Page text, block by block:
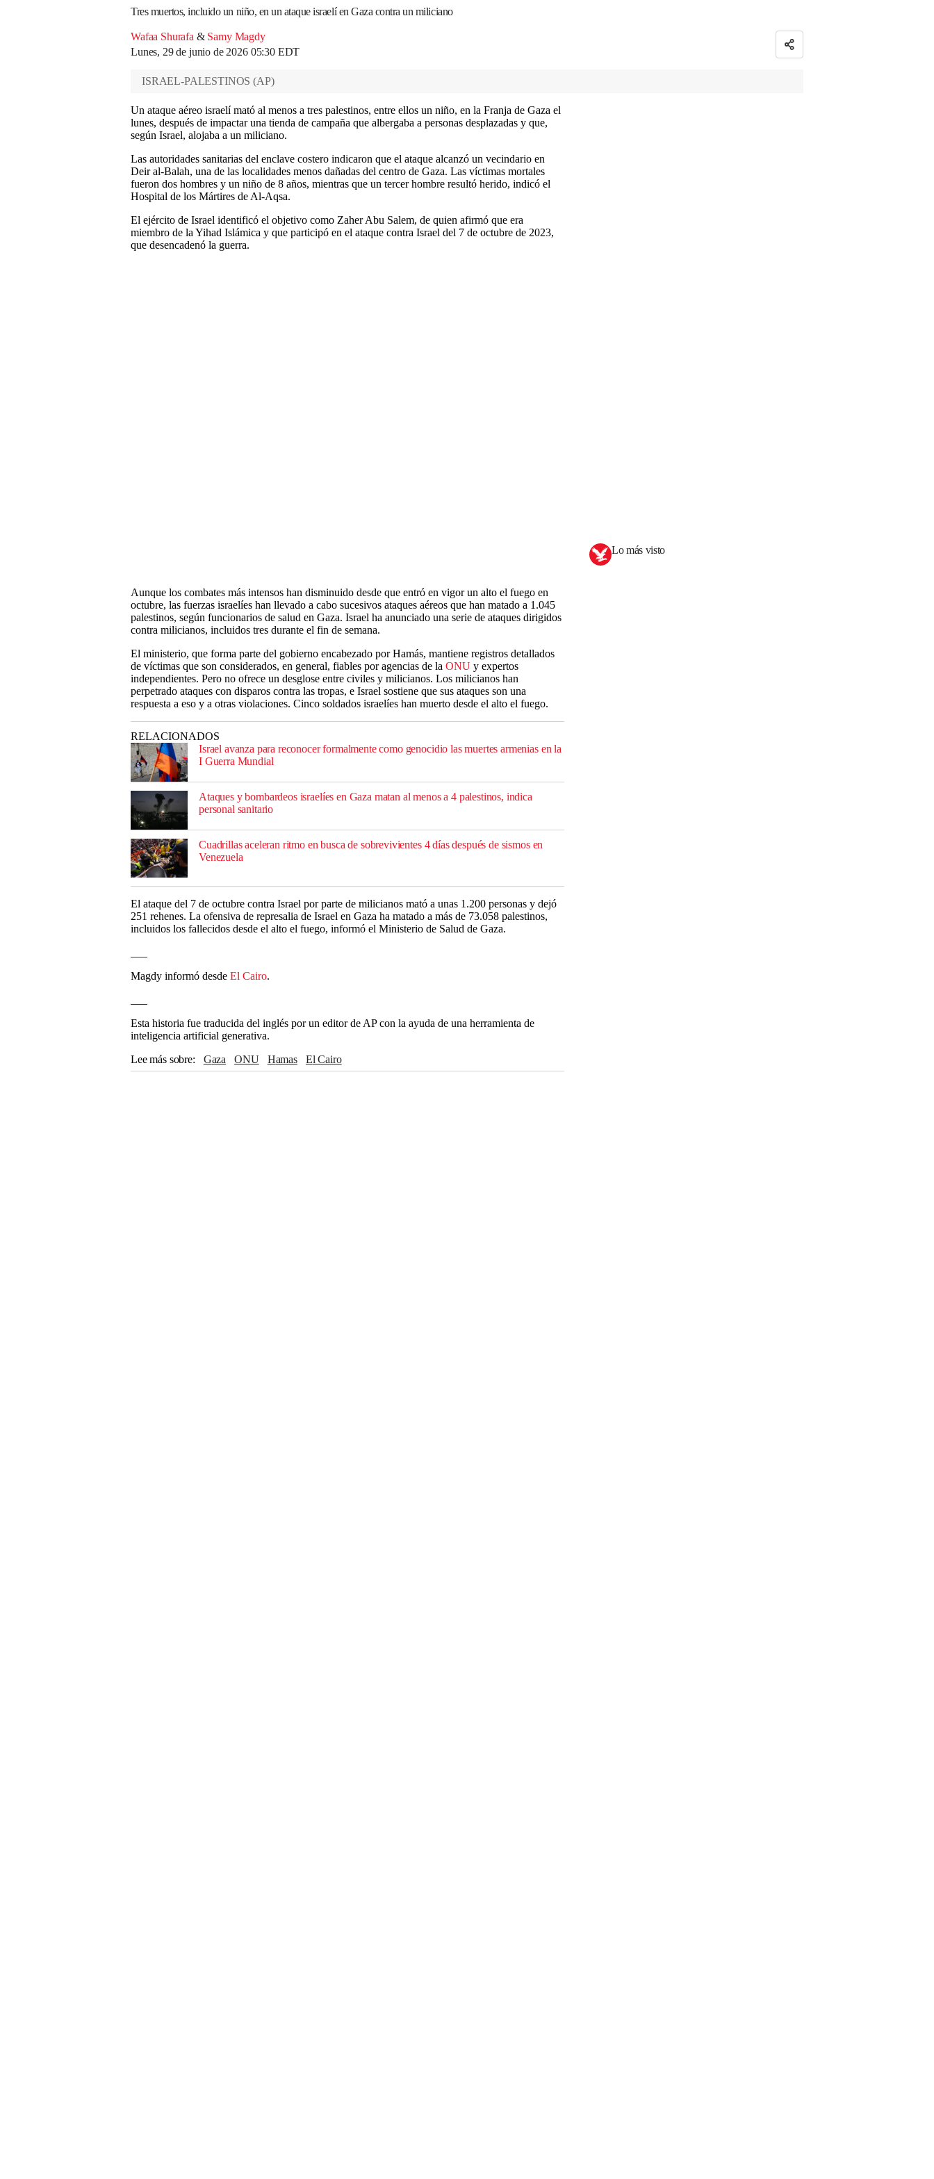
Tres muertos, incluido un niño, en un ataque israelí en Gaza contra un miliciano
Wafaa Shurafa & Samy Magdy
Lunes, 29 de junio de 2026 05:30 EDT
ISRAEL-PALESTINOS (AP)
Un ataque aéreo israelí mató al menos a tres palestinos, entre ellos un niño, en la Franja de Gaza el
lunes, después de impactar una tienda de campaña que albergaba a personas desplazadas y que,
según Israel, alojaba a un miliciano.
Las autoridades sanitarias del enclave costero indicaron que el ataque alcanzó un vecindario en
Deir al-Balah, una de las localidades menos dañadas del centro de Gaza. Las víctimas mortales
fueron dos hombres y un niño de 8 años, mientras que un tercer hombre resultó herido, indicó el
Hospital de los Mártires de Al-Aqsa.
El ejército de Israel identificó el objetivo como Zaher Abu Salem, de quien afirmó que era
miembro de la Yihad Islámica y que participó en el ataque contra Israel del 7 de octubre de 2023,
que desencadenó la guerra.
Aunque los combates más intensos han disminuido desde que entró en vigor un alto el fuego en
octubre, las fuerzas israelíes han llevado a cabo sucesivos ataques aéreos que han matado a 1.045
palestinos, según funcionarios de salud en Gaza. Israel ha anunciado una serie de ataques dirigidos
contra milicianos, incluidos tres durante el fin de semana.
El ministerio, que forma parte del gobierno encabezado por Hamás, mantiene registros detallados
de víctimas que son considerados, en general, fiables por agencias de la ONU y expertos
independientes. Pero no ofrece un desglose entre civiles y milicianos. Los milicianos han
perpetrado ataques con disparos contra las tropas, e Israel sostiene que sus ataques son una
respuesta a eso y a otras violaciones. Cinco soldados israelíes han muerto desde el alto el fuego.
RELACIONADOS
Israel avanza para reconocer formalmente como genocidio las muertes armenias en la
I Guerra Mundial
Ataques y bombardeos israelíes en Gaza matan al menos a 4 palestinos, indica
personal sanitario
Cuadrillas aceleran ritmo en busca de sobrevivientes 4 días después de sismos en
Venezuela
El ataque del 7 de octubre contra Israel por parte de milicianos mató a unas 1.200 personas y dejó
251 rehenes. La ofensiva de represalia de Israel en Gaza ha matado a más de 73.058 palestinos,
incluidos los fallecidos desde el alto el fuego, informó el Ministerio de Salud de Gaza.
Magdy informó desde El Cairo.
Esta historia fue traducida del inglés por un editor de AP con la ayuda de una herramienta de
inteligencia artificial generativa.
Lee más sobre
Gaza ONU Hamas El Cairo
Lo más visto